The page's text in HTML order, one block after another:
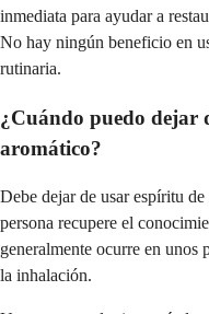
inmediata para ayudar a
No hay ningún beneficio en
rutinaria.
¿Cuándo puedo dejar
aromático?
Debe dejar de usar espíritu
persona recupere el
generalmente ocurre en unos
la inhalación.